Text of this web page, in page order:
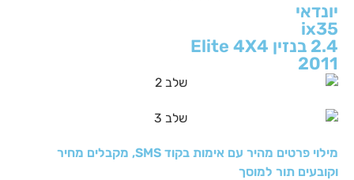
יונדאי
ix35
2.4 בנזין Elite 4X4
2011
מילוי פרטים מהיר עם אימות בקוד SMS, מקבלים מחיר
וקובעים תור למוסך